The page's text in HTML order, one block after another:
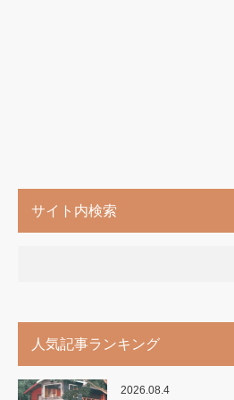
サイト内検索
人気記事ランキング
2026.08.4